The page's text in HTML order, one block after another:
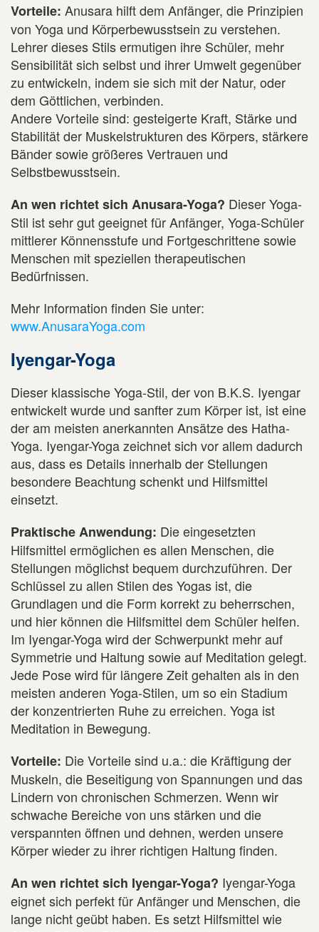
Vorteile: Anusara hilft dem Anfänger, die Prinzipien
von Yoga und Körperbewusstsein zu verstehen.
Lehrer dieses Stils ermutigen ihre Schüler, mehr
Sensibilität sich selbst und ihrer Umwelt gegenüber
zu entwickeln, indem sie sich mit der Natur, oder
dem Göttlichen, verbinden.
Andere Vorteile sind: gesteigerte Kraft, Stärke und
Stabilität der Muskelstrukturen des Körpers, stärkere
Bänder sowie größeres Vertrauen und
Selbstbewusstsein.
An wen richtet sich Anusara-Yoga? Dieser Yoga-
Stil ist sehr gut geeignet für Anfänger, Yoga-Schüler
mittlerer Könnensstufe und Fortgeschrittene sowie
Menschen mit speziellen therapeutischen
Bedürfnissen.
Mehr Information finden Sie unter:
www.AnusaraYoga.com
Iyengar-Yoga
Dieser klassische Yoga-Stil, der von B.K.S. Iyengar
entwickelt wurde und sanfter zum Körper ist, ist eine
der am meisten anerkannten Ansätze des Hatha-
Yoga. Iyengar-Yoga zeichnet sich vor allem dadurch
aus, dass es Details innerhalb der Stellungen
besondere Beachtung schenkt und Hilfsmittel
einsetzt.
Praktische Anwendung: Die eingesetzten
Hilfsmittel ermöglichen es allen Menschen, die
Stellungen möglichst bequem durchzuführen. Der
Schlüssel zu allen Stilen des Yogas ist, die
Grundlagen und die Form korrekt zu beherrschen,
und hier können die Hilfsmittel dem Schüler helfen.
Im Iyengar-Yoga wird der Schwerpunkt mehr auf
Symmetrie und Haltung sowie auf Meditation gelegt.
Jede Pose wird für längere Zeit gehalten als in den
meisten anderen Yoga-Stilen, um so ein Stadium
der konzentrierten Ruhe zu erreichen. Yoga ist
Meditation in Bewegung.
Vorteile: Die Vorteile sind u.a.: die Kräftigung der
Muskeln, die Beseitigung von Spannungen und das
Lindern von chronischen Schmerzen. Wenn wir
schwache Bereiche von uns stärken und die
verspannten öffnen und dehnen, werden unsere
Körper wieder zu ihrer richtigen Haltung finden.
An wen richtet sich Iyengar-Yoga? Iyengar-Yoga
eignet sich perfekt für Anfänger und Menschen, die
lange nicht geübt haben. Es setzt Hilfsmittel wie